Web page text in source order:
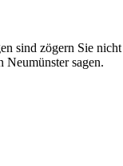
sind zögern Sie
sagen.